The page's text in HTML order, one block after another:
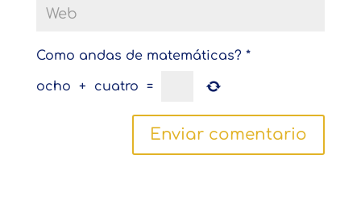
Como andas de matemáticas? *
ocho + cuatro =